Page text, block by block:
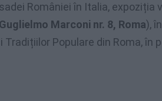
României în Italia, expoziția
Marconi nr. 8, Roma),
Tradițiilor Populare din Roma, în